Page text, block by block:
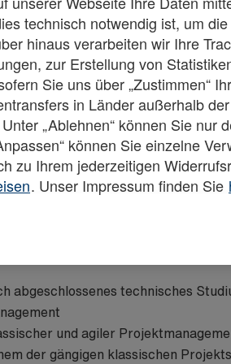
Unterstützung und Entlastung des
der definierten Projektstandards
und Qualitätssicherung der
Termin- und Ressourcenplänen
Betreuung der internetbasierten
Tool Planisware
und Organisation interner
Auswertungen und
und die Fachbereiche
abgeschlossenes technisches
und agiler
der gängigen klassischen
technisch notwendig ist, um
hinaus verarbeiten wir Ihre
zur Erstellung von
Sie uns über „Zustimmen“
in Länder außerhalb
„Ablehnen“ können Sie nur
können Sie einzelne
zu Ihrem jederzeitigen
. Unser Impressum finden Sie